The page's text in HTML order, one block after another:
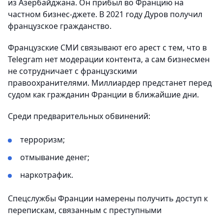
из Азербайджана. Он прибыл во Францию на
частном бизнес-джете. В 2021 году Дуров получил
французское гражданство.
Французские СМИ связывают его арест с тем, что в
Telegram нет модерации контента, а сам бизнесмен
не сотрудничает с французскими
правоохранителями. Миллиардер предстанет перед
судом как гражданин Франции в ближайшие дни.
Среди предварительных обвинений:
терроризм;
отмывание денег;
наркотрафик.
Cпецслужбы Франции намерены получить доступ к
перепискам, связанным с преступными